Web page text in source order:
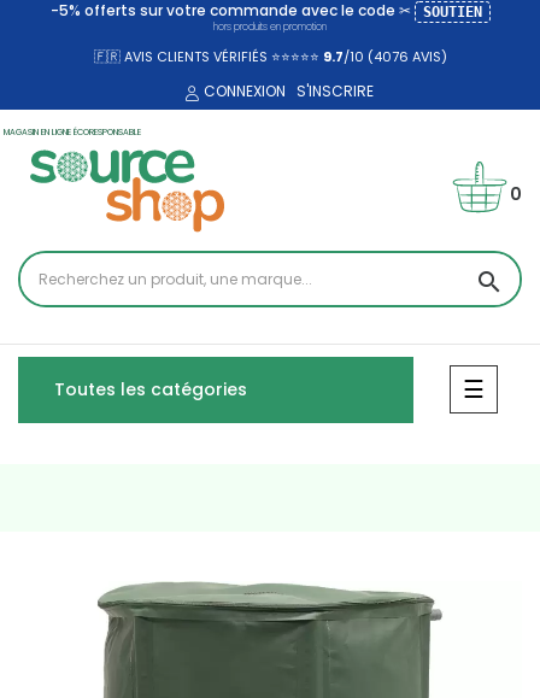
-5% offerts sur votre commande avec le code ✂ SOUTIEN
hors produits en promotion
🇫🇷 AVIS CLIENTS VÉRIFIÉS ⭐⭐⭐⭐⭐ 9.7/10 (4076 AVIS)
CONNEXION S'INSCRIRE
MAGASIN EN LIGNE ÉCORESPONSABLE
search
0
Toutes les catégories ☰